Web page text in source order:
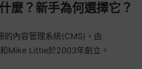
麼？新手為何選擇它？
的內容管理系統(CMS)，由
Mike Little於2003年創立。